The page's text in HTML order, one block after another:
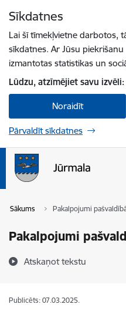
Sīkdatnes
Lai šī tīmekļvietne darbotos,
sīkdatnes. Ar Jūsu
izmantotas statistikas un
Lūdzu, atzīmējiet savu izvēli:
Noraidīt
Pārvaldīt sīkdatnes
Sākums Pakalpojumi
Pakalpojumi
Atskaņot tekstu
Publicēts: 07.03.2025.